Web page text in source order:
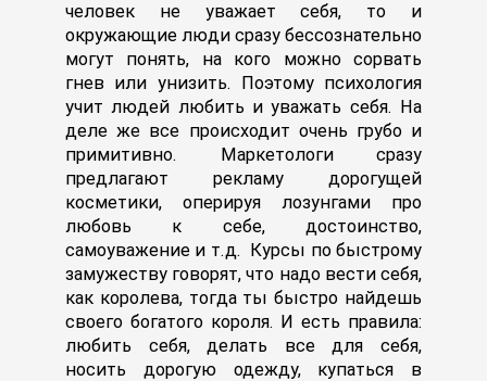
человек не уважает себя, то и
окружающие люди сразу бессознательно
могут понять, на кого можно сорвать
гнев или унизить. Поэтому психология
учит людей любить и уважать себя. На
деле же все происходит очень грубо и
примитивно. Маркетологи сразу
предлагают рекламу дорогущей
косметики, оперируя лозунгами про
любовь к себе, достоинство,
самоуважение и т.д. Курсы по быстрому
замужеству говорят, что надо вести себя,
как королева, тогда ты быстро найдешь
своего богатого короля. И есть правила:
любить себя, делать все для себя,
носить дорогую одежду, купаться в